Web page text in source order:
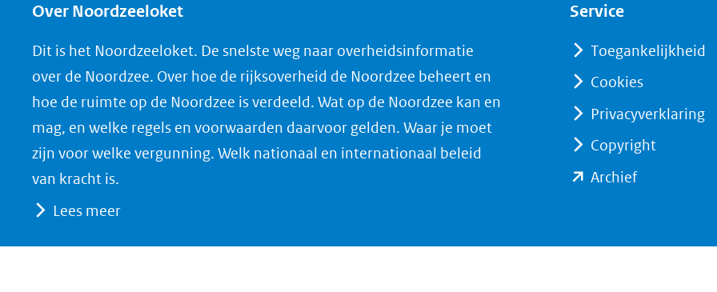
Over Noordzeeloket
Dit is het Noordzeeloket. De snelste weg naar overheidsinformatie
over de Noordzee. Over hoe de rijksoverheid de Noordzee beheert en
hoe de ruimte op de Noordzee is verdeeld. Wat op de Noordzee kan en
mag, en welke regels en voorwaarden daarvoor gelden. Waar je moet
zijn voor welke vergunning. Welk nationaal en internationaal beleid
van kracht is.
Lees meer
Service
Toegankelijkheid
Cookies
Privacyverklaring
Copyright
Archief(opent
venster)